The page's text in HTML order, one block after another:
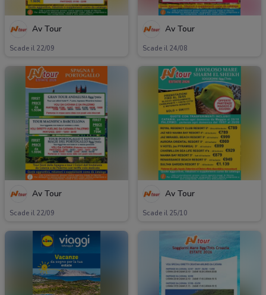
Av Tour
Scade il 22/09
Av Tour
Scade il 24/08
Av Tour
Scade il 22/09
Av Tour
Scade il 25/10